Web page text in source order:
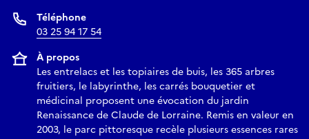
Téléphone
03 25 94 17 54
À propos
Les entrelacs et les topiaires de buis, les 365 arbres
fruitiers, le labyrinthe, les carrés bouquetier et
médicinal proposent une évocation du jardin
Renaissance de Claude de Lorraine. Remis en valeur en
2003, le parc pittoresque recèle plusieurs essences rares